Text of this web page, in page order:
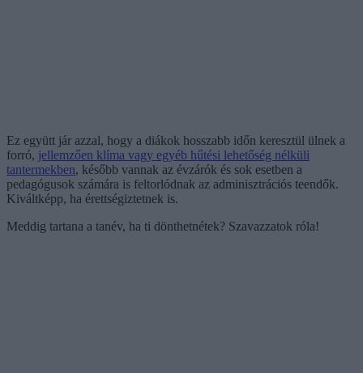
Ez együtt jár azzal, hogy a diákok hosszabb időn keresztül ülnek a
forró, jellemzően klíma vagy egyéb hűtési lehetőség nélküli
tantermekben, később vannak az évzárók és sok esetben a
pedagógusok számára is feltorlódnak az adminisztrációs teendők.
Kiváltképp, ha érettségiztetnek is.
Meddig tartana a tanév, ha ti dönthetnétek? Szavazzatok róla!